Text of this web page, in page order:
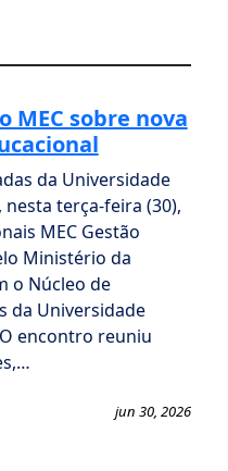
MEC sobre nova
da Universidade
nesta terça-feira (30),
MEC Gestão
Ministério da
o Núcleo de
da Universidade
O encontro reuniu
jun 30, 2026